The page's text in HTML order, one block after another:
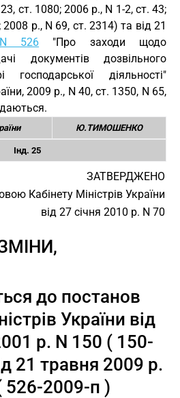
ст. 1080; 2006 р., N 1-2, ст. 43;
р., N 69, ст. 2314) та від 21
N 526 "Про заходи щодо
документів дозвільного
діяльності"
2009 р., N 40, ст. 1350, N 65,
Ю.ТИМОШЕНКО
Інд. 25
ЗАТВЕРДЖЕНО
Кабінету Міністрів України
від 27 січня 2010 р. N 70
до постанов
України від
р. N 150 ( 150-
21 травня 2009 р.
526-2009-п )